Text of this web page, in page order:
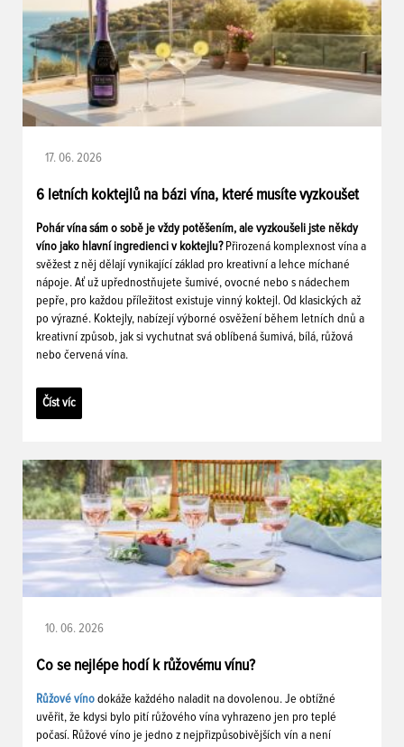
17. 06. 2026
6 letních koktejlů na bázi vína, které musíte vyzkoušet
Pohár vína sám o sobě je vždy potěšením, ale vyzkoušeli jste někdy
víno jako hlavní ingredienci v koktejlu? Přirozená komplexnost vína a
svěžest z něj dělají vynikající základ pro kreativní a lehce míchané
nápoje. Ať už upřednostňujete šumivé, ovocné nebo s nádechem
pepře, pro každou příležitost existuje vinný koktejl. Od klasických až
po výrazné. Koktejly, nabízejí výborné osvěžení během letních dnů a
kreativní způsob, jak si vychutnat svá oblíbená šumivá, bílá, růžová
nebo červená vína.
Číst víc
10. 06. 2026
Co se nejlépe hodí k růžovému vínu?
Růžové víno dokáže každého naladit na dovolenou. Je obtížné
uvěřit, že kdysi bylo pití růžového vína vyhrazeno jen pro teplé
počasí. Růžové víno je jedno z nejpřizpůsobivějších vín a není